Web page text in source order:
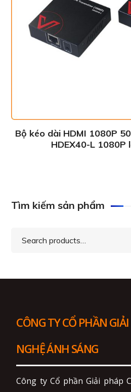
Bộ kéo dài HDMI 1080P
HDEX40-L 1080P
Tìm kiếm sản phẩm
Search
CÔNG TY CỔ PHẦN
NGHỆ ÁNH SÁNG
Công ty Cổ phần Giải pháp